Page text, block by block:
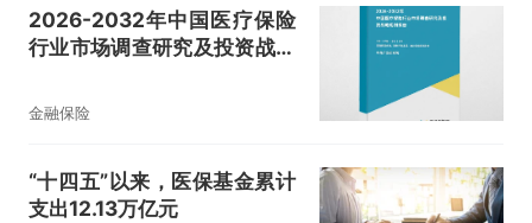
2026-2032年中国医疗保险
行业市场调查研究及投资战略
金融保险
“十四五”以来，医保基金累计
支出12.13万亿元